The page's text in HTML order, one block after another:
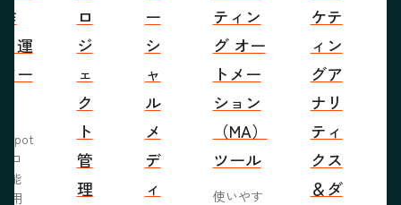
運
ー
ロ
能
用
ロ
ジ
ェ
ク
ト
管
理
ー
シ
ャ
ル
メ
デ
ィ
ティン
グ オー
トメー
ション
（MA）
ツール
使いやす
ケテ
ィン
グア
ナリ
ティ
クス
＆ダ